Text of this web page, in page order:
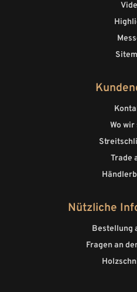
Wo wir
Trade
Nützliche
Bestellung
Fragen an